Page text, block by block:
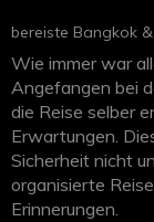
bereiste Bangkok
Wie immer war
Angefangen bei
die Reise selber
Erwartungen.
Sicherheit nicht
organisierte
Erinnerungen.